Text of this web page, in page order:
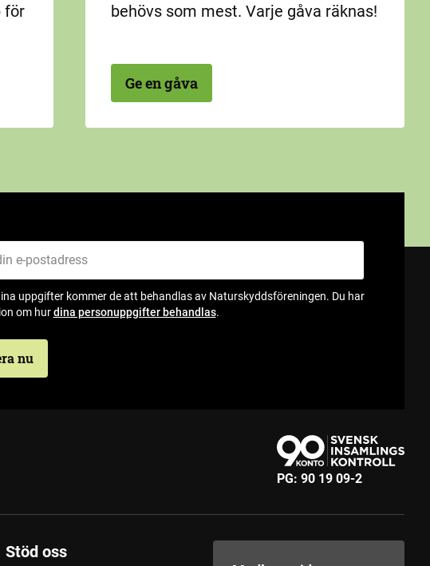
för
behövs som mest. Varje gåva räknas!
Ge en gåva
postadress
uppgifter kommer de att behandlas av Naturskyddsföreningen. Du har
om hurdina personuppgifter behandlas.
nu
PG: 90 19 09-2
Stöd oss